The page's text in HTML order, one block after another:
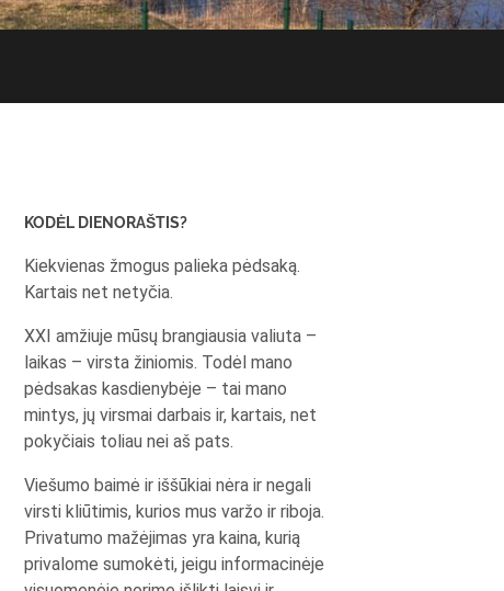
KODĖL DIENORAŠTIS?
Kiekvienas žmogus palieka pėdsaką.
Kartais net netyčia.
XXI amžiuje mūsų brangiausia valiuta –
laikas – virsta žiniomis. Todėl mano
pėdsakas kasdienybėje – tai mano
mintys, jų virsmai darbais ir, kartais, net
pokyčiais toliau nei aš pats.
Viešumo baimė ir iššūkiai nėra ir negali
virsti kliūtimis, kurios mus varžo ir riboja.
Privatumo mažėjimas yra kaina, kurią
privalome sumokėti, jeigu informacinėje